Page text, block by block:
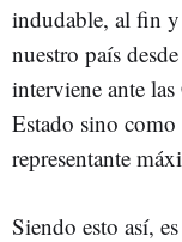
indudable, al fin y
nuestro país
interviene ante
Estado sino
representante
Siendo esto así,